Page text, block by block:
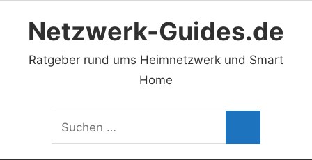
Netzwerk-Guides.de
Ratgeber rund ums Heimnetzwerk und Smart
Home
Suchen
nach: